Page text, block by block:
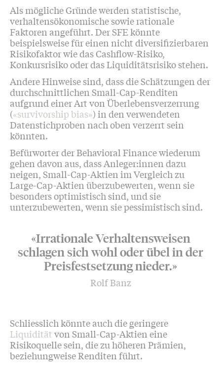
Als mögliche Gründe werden statistische,
verhaltensökonomische sowie rationale
Faktoren angeführt. Der SFE könnte
beispielsweise für einen nicht diversifizierbaren
Risikofaktor wie das Cashflow-Risiko,
Konkursrisiko oder das Liquiditätsrisiko stehen.
Andere Hinweise sind, dass die Schätzungen der
durchschnittlichen Small-Cap-Renditen
aufgrund einer Art von Überlebensverzerrung
(«survivorship bias») in den verwendeten
Datenstichproben nach oben verzerrt sein
könnten.
Befürworter der Behavioral Finance wiederum
gehen davon aus, dass Anleger:innen dazu
neigen, Small-Cap-Aktien im Vergleich zu
Large-Cap-Aktien überzubewerten, wenn sie
besonders optimistisch sind, und sie
unterzubewerten, wenn sie pessimistisch sind.
«Irrationale Verhaltensweisen
schlagen sich wohl oder übel in der
Preisfestsetzung nieder.»
Rolf Banz
Schliesslich könnte auch die geringere
Liquiditätvon Small-Cap-Aktien eine
Risikoquelle sein, die zu höheren Prämien,
beziehungweise Renditen führt.